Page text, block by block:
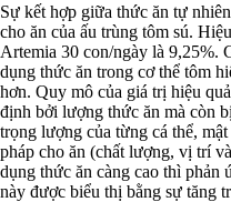
Sự kết hợp giữa thức ăn tự
cho ăn của ấu trùng tôm sú.
Artemia 30 con/ngày là 9,25%.
dụng thức ăn trong cơ thể tôm
hơn. Quy mô của giá trị hiệu
định bởi lượng thức ăn mà còn
trọng lượng của từng cá thể,
pháp cho ăn (chất lượng, vị trí
dụng thức ăn càng cao thì phản
này được biểu thị bằng sự tăng